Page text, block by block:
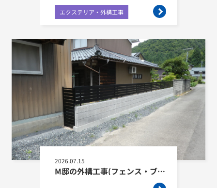
エクステリア・外構工事
2026.07.15
M邸の外構工事(フェンス・ブロック・樹木撤去・砂利敷き)